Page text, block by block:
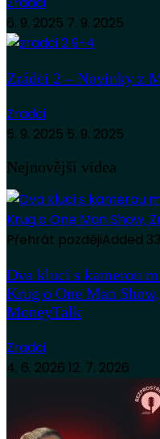
6. 9. 2025 7. 9. 2025
Zrádci 2 – Novinky z
Zradci
5. 9. 2025 5. 9. 2025
Nejnovější videa
Přehrát pozdějiAdded
Dva kluci s kamerou
Krug o One Man
MoneyTalk
Zradci
4. 6. 2026 12. 7. 2026